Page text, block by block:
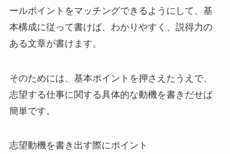
ールポイントをマッチングできるようにして、基
本構成に従って書けば、わかりやすく、説得力の
ある文章が書けます。
そのためには、基本ポイントを押さえたうえで、
志望する仕事に関する具体的な動機を書きだせば
簡単です。
志望動機を書き出す際にポイント